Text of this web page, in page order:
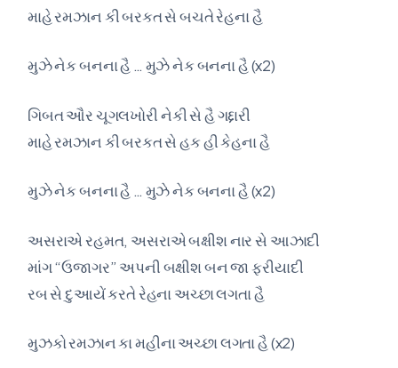
માહે રમઝાન કી બરકત સે બચતે રેહના હૈ
મુઝે નેક બનના હૈ … મુઝે નેક બનના હૈ (x2)
ગિબત ઔર ચૂગલખોરી નેકી સે હૈ ગદ્દારી
માહે રમઝાન કી બરકત સે હક હી કેહના હૈ
મુઝે નેક બનના હૈ … મુઝે નેક બનના હૈ (x2)
અસરાએ રહમત, અસરાએ બક્ષીશ નાર સે આઝાદી
માંગ “ઉજાગર” અપની બક્ષીશ બન જા ફરીયાદી
રબ સે દુઆયેં કરતે રેહના અચ્છા લગતા હૈ
મુઝકો રમઝાન કા મહીના અચ્છા લગતા હૈ (x2)